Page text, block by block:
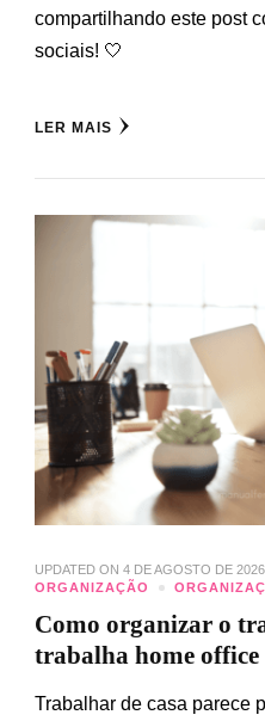
compartilhando este post
sociais! 🤍
LER MAIS
UPDATED ON 4 DE AGOSTO DE 2026
ORGANIZAÇÃO
Como organizar o
trabalha home office
Trabalhar de casa parece